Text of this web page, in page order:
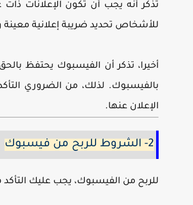
تذكر أنه يجب أن تكون الإعلانات
للأشخاص تحديد ضريبة إعلانية
أخيرا، تذكر أن الفيسبوك يحتفظ
بالفيسبوك. لذلك، من الضروري
الإعلان عنها.
2- الشروط للربح من فيسبوك
للربح من الفيسبوك، يجب عليك التأكد